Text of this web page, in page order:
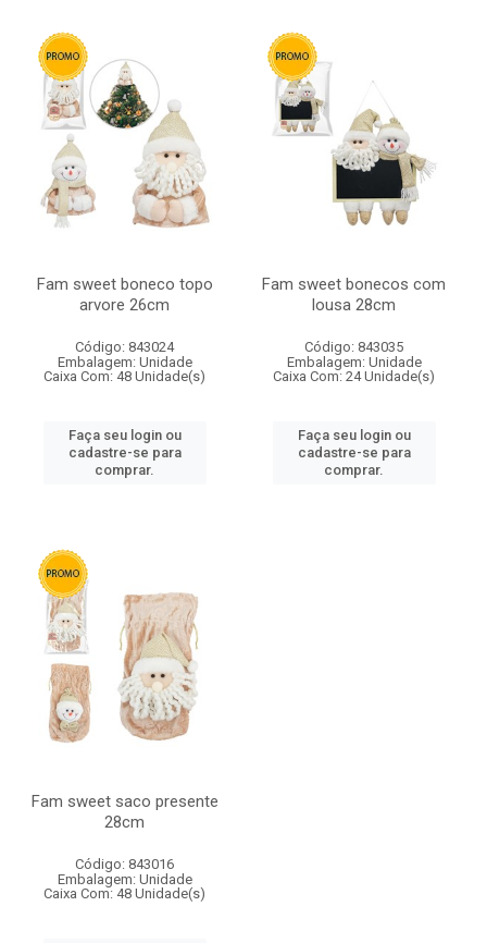
Fam sweet boneco topo
arvore 26cm
Código: 843024
Embalagem: Unidade
Caixa Com: 48 Unidade(s)
Faça seu login ou
cadastre-se para
comprar.
Fam sweet bonecos com
lousa 28cm
Código: 843035
Embalagem: Unidade
Caixa Com: 24 Unidade(s)
Faça seu login ou
cadastre-se para
comprar.
Fam sweet saco presente
28cm
Código: 843016
Embalagem: Unidade
Caixa Com: 48 Unidade(s)